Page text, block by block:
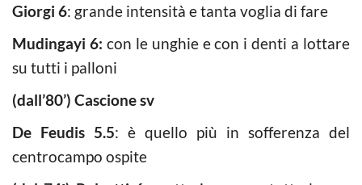
Giorgi 6: grande intensità e tanta voglia di fare
Mudingayi 6: con le unghie e con i denti a lottare
su tutti i palloni
(dall’80’) Cascione sv
De Feudis 5.5: è quello più in sofferenza del
centrocampo ospite